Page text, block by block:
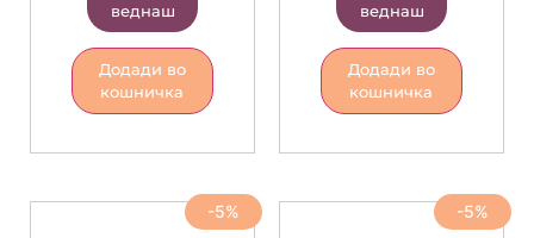
веднаш
Додади во
кошничка
веднаш
Додади во
кошничка
-5% -5%